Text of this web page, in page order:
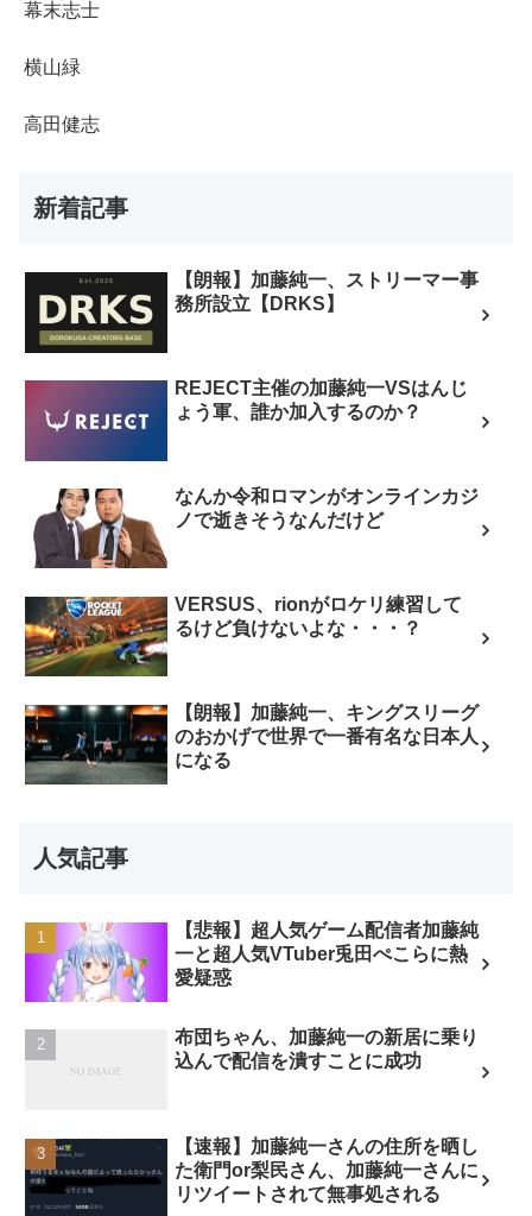
幕末志士
横山緑
高田健志
新着記事
【朗報】加藤純一、ストリーマー事
務所設立【DRKS】
REJECT主催の加藤純一VSはんじ
ょう軍、誰か加入するのか？
なんか令和ロマンがオンラインカジ
ノで逝きそうなんだけど
VERSUS、rionがロケリ練習して
るけど負けないよな・・・？
【朗報】加藤純一、キングスリーグ
のおかげで世界で一番有名な日本人
になる
人気記事
【悲報】超人気ゲーム配信者加藤純
一と超人気VTuber兎田ぺこらに熱
愛疑惑
布団ちゃん、加藤純一の新居に乗り
込んで配信を潰すことに成功
【速報】加藤純一さんの住所を晒し
た衛門or梨民さん、加藤純一さんに
リツイートされて無事処される